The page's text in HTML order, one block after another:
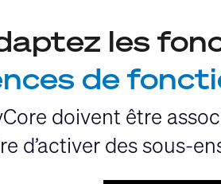
les
de
doivent être
d’activer des sous-